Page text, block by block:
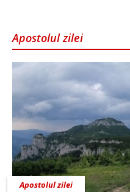
Apostolul zilei
Apostolul zilei